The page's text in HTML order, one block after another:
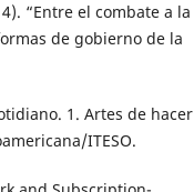
“Entre el combate a la
de gobierno de la
1. Artes de hacer
ITESO.